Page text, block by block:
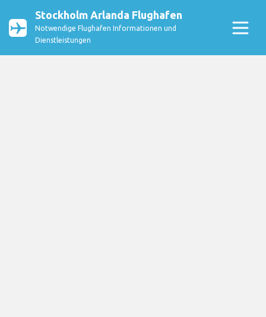
Stockholm Arlanda Flughafen
Notwendige Flughafen Informationen und
Dienstleistungen